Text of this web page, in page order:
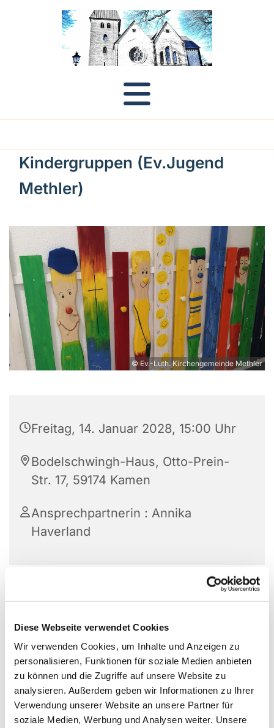
Diese Webseite verwendet Cookies
Wir verwenden Cookies, um Inhalte und Anzeigen zu
personalisieren, Funktionen für soziale Medien anbieten
zu können und die Zugriffe auf unsere Website zu
analysieren. Außerdem geben wir Informationen zu Ihrer
Verwendung unserer Website an unsere Partner für
soziale Medien, Werbung und Analysen weiter. Unsere
Kindergruppen (Ev.Jugend
Methler)
© Ev.-Luth. Kirchengemeinde Methler
Freitag, 14. Januar 2028, 15:00 Uhr
Bodelschwingh-Haus, Otto-Prein-
Str. 17, 59174 Kamen
Ansprechpartnerin : Annika
Haverland